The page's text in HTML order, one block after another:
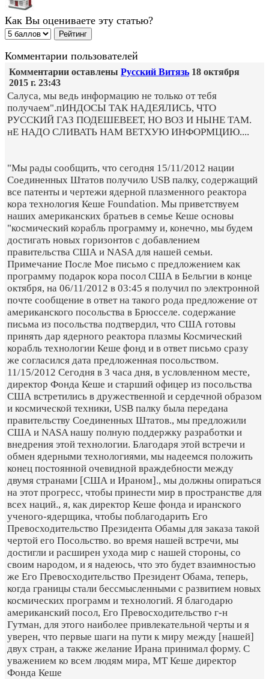
Как Вы оцениваете эту статью?
Комментарии пользователей
Комментарии оставлены Русский Витязь 18 октября
2015 г. 23:43
Салуса, мы ведь информацию не только от тебя
получаем".пИНДОСЫ ТАК НАДЕЯЛИСЬ, ЧТО
РУССКИЙ ГАЗ ПОДЕШЕВЕЕТ, НО ВОЗ И НЫНЕ ТАМ.
нЕ НАДО СЛИВАТЬ НАМ ВЕТХУЮ ИНФОРМЦИЮ....
"Мы рады сообщить, что сегодня 15/11/2012 нации
Соединенных Штатов получило USB палку, содержащий
все патенты и чертежи ядерной плазменного реактора
кора технология Кеше Foundation. Мы приветствуем
наших американских братьев в семье Кеше основы
"космический корабль программу и, конечно, мы будем
достигать новых горизонтов с добавлением
правительства США и NASA для нашей семьи.
Примечание После Мое письмо с предложением как
программу подарок кора посол США в Бельгии в конце
октября, на 06/11/2012 в 03:45 я получил по электронной
почте сообщение в ответ на такого рода предложение от
американского посольства в Брюсселе. содержание
письма из посольства подтвердил, что США готовы
принять дар ядерного реактора плазмы Космический
корабль технологии Кеше фонд и в ответ письмо сразу
же согласился дата предложенная посольством.
11/15/2012 Сегодня в 3 часа дня, в условленном месте,
директор Фонда Кеше и старший офицер из посольства
США встретились в дружественной и сердечной образом
и космической техники, USB палку была передана
правительству Соединенных Штатов., мы предложили
США и NASA нашу полную поддержку разработки и
внедрения этой технологии. Благодаря этой встречи и
обмен ядерными технологиями, мы надеемся положить
конец постоянной очевидной враждебности между
двумя странами [США и Ираном]., мы должны опираться
на этот прогресс, чтобы принести мир в пространстве для
всех наций., я, как директор Кеше фонда и иранского
ученого-ядерщика, чтобы поблагодарить Его
Превосходительство Президента Обамы для заказа такой
чертой его Посольство. во время нашей встречи, мы
достигли и расширен ухода мир с нашей стороны, со
своим народом, и я надеюсь, что это будет взаимностью
же Его Превосходительство Президент Обама, теперь,
когда границы стали бессмысленными с развитием новых
космических программ и технологий. Я благодарю
американский посол, Его Превосходительство г-н
Гутман, для этого наиболее привлекательной черты и я
уверен, что первые шаги на пути к миру между [нашей]
двух стран, а также желание Ирана принимал форму. С
уважением ко всем людям мира, MT Кеше директор
Фонда Кеше